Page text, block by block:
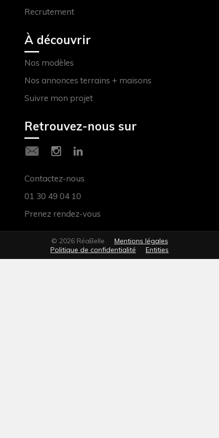
Recrutement
À découvrir
Nos modèles
Nos annonces terrains + maisons
Suivre mon projet
Retrouvez-nous sur
Contactez-nous
01 30 49 04 10
Prenez rendez-vous
© 2026 RéaBelle
Mentions légales
Politique de confidentialité
Entities